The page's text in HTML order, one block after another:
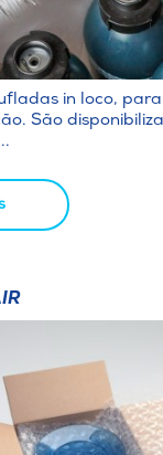
in loco,
São